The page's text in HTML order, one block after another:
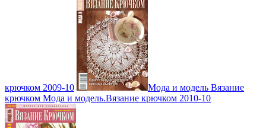
крючком 2009-10
Мода и модель Вязание
крючком Мода и модель.Вязание крючком 2010-10